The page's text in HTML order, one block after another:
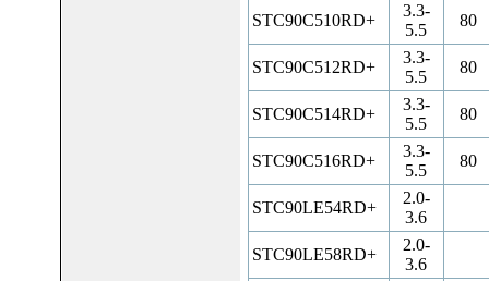
STC90C510RD+
3.3-
5.5
80
STC90C512RD+
3.3-
5.5
80
STC90C514RD+
3.3-
5.5
80
STC90C516RD+
3.3-
5.5
80
STC90LE54RD+
2.0-
3.6
STC90LE58RD+
2.0-
3.6